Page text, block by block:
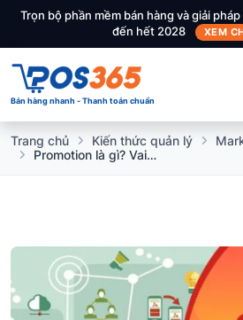
Trọn bộ phần mềm bán hàng và giải
đến hết 2028
XEM
Bán hàng nhanh - Thanh toán chuẩn
Trang chủ Kiến thức quản lý
Promotion là gì? Vai trò và yếu tố thành công của chiến lược Promotion